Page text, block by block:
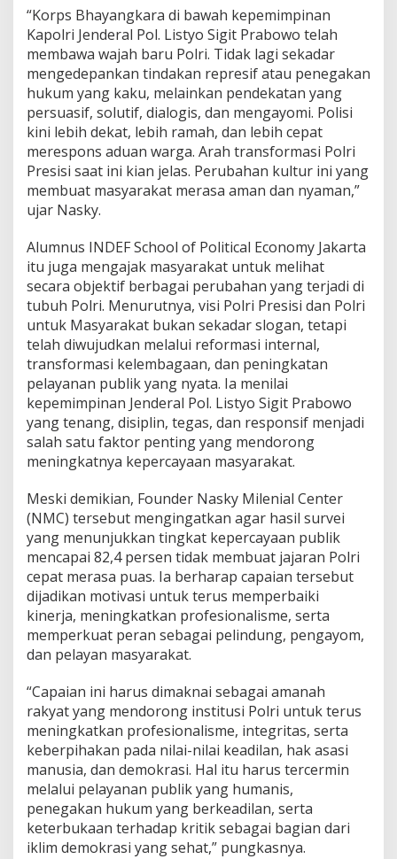
“Korps Bhayangkara di bawah kepemimpinan
Kapolri Jenderal Pol. Listyo Sigit Prabowo telah
membawa wajah baru Polri. Tidak lagi sekadar
mengedepankan tindakan represif atau penegakan
hukum yang kaku, melainkan pendekatan yang
persuasif, solutif, dialogis, dan mengayomi. Polisi
kini lebih dekat, lebih ramah, dan lebih cepat
merespons aduan warga. Arah transformasi Polri
Presisi saat ini kian jelas. Perubahan kultur ini yang
membuat masyarakat merasa aman dan nyaman,”
ujar Nasky.
Alumnus INDEF School of Political Economy Jakarta
itu juga mengajak masyarakat untuk melihat
secara objektif berbagai perubahan yang terjadi di
tubuh Polri. Menurutnya, visi Polri Presisi dan Polri
untuk Masyarakat bukan sekadar slogan, tetapi
telah diwujudkan melalui reformasi internal,
transformasi kelembagaan, dan peningkatan
pelayanan publik yang nyata. Ia menilai
kepemimpinan Jenderal Pol. Listyo Sigit Prabowo
yang tenang, disiplin, tegas, dan responsif menjadi
salah satu faktor penting yang mendorong
meningkatnya kepercayaan masyarakat.
Meski demikian, Founder Nasky Milenial Center
(NMC) tersebut mengingatkan agar hasil survei
yang menunjukkan tingkat kepercayaan publik
mencapai 82,4 persen tidak membuat jajaran Polri
cepat merasa puas. Ia berharap capaian tersebut
dijadikan motivasi untuk terus memperbaiki
kinerja, meningkatkan profesionalisme, serta
memperkuat peran sebagai pelindung, pengayom,
dan pelayan masyarakat.
“Capaian ini harus dimaknai sebagai amanah
rakyat yang mendorong institusi Polri untuk terus
meningkatkan profesionalisme, integritas, serta
keberpihakan pada nilai-nilai keadilan, hak asasi
manusia, dan demokrasi. Hal itu harus tercermin
melalui pelayanan publik yang humanis,
penegakan hukum yang berkeadilan, serta
keterbukaan terhadap kritik sebagai bagian dari
iklim demokrasi yang sehat,” pungkasnya.